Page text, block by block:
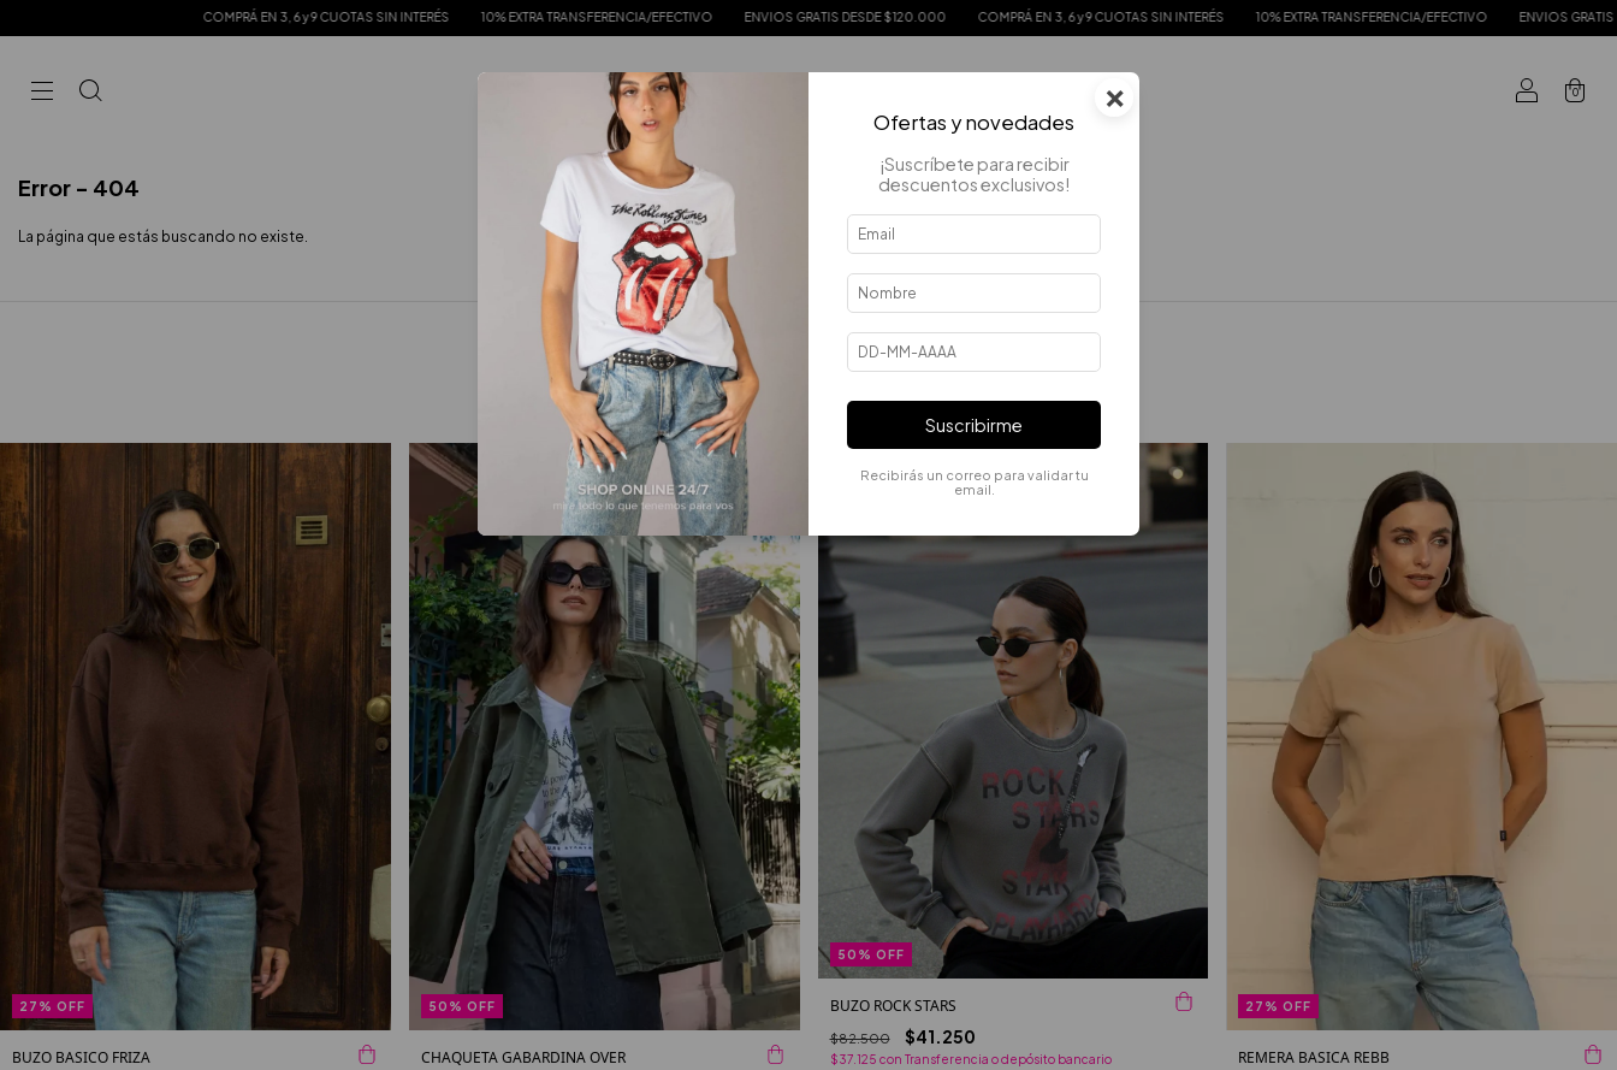
COMPRÁ EN 3, 6 y 9 CUOTAS SIN INTERÉS 10% EXTRA TRANSFERENCIA/EFECTIVO ENVIOS GRATIS DESDE $120.000 COMPRÁ EN 3, 6 y 9 CUOTAS SIN INTERÉS 10% EXTRA TRANSFERENCIA/EFECTIVO ENVIOS GRATIS DESDE
0
Error - 404
La página que estás buscando no existe.
QUIZÁS TE INTERESEN LOS SIGUIENTES PRODUCTOS.
27 % OFF
BUZO BASICO FRIZA
50 % OFF
CHAQUETA GABARDINA OVER
50 % OFF
BUZO ROCK STARS
$82.500 $41.250
$37.125 con Transferencia o depósito bancario
27 %OFF
REMERA BASICA REBB
×
Ofertas y novedades
¡Suscríbete para recibir
descuentos exclusivos!
Suscribirme
Recibirás un correo para validar tu
email.